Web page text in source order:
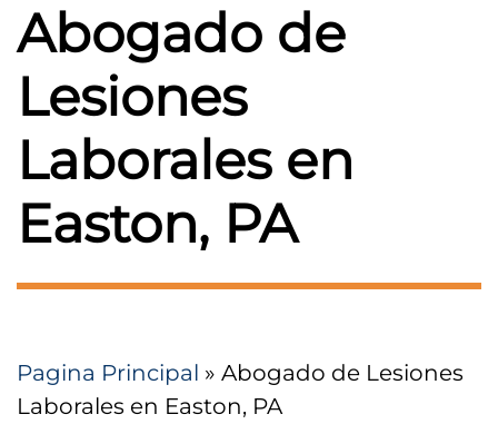
Abogado de
Lesiones
Laborales en
Easton, PA
Pagina Principal » Abogado de Lesiones
Laborales en Easton, PA